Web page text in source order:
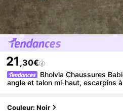
21 ,30€
Bholvia Chaussures
angle et talon mi-haut, escarpins
Couleur: Noir